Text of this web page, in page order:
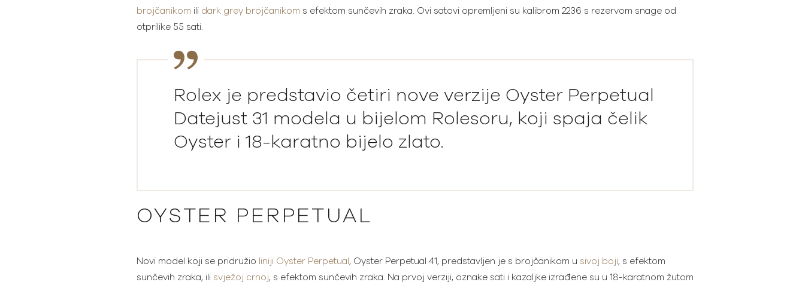
brojčanikom ili dark grey brojčanikom s efektom sunčevih zraka. Ovi satovi opremljeni su kalibrom 2236 s rezervom snage od
otprilike 55 sati.
Rolex je predstavio četiri nove verzije Oyster Perpetual
Datejust 31 modela u bijelom Rolesoru, koji spaja čelik
Oyster i 18-karatno bijelo zlato.
OYSTER PERPETUAL
Novi model koji se pridružio liniji Oyster Perpetual , Oyster Perpetual 41, predstavljen je s brojčanikom u sivoj boji, s efektom
sunčevih zraka, ili svježoj crnoj, s efektom sunčevih zraka. Na prvoj verziji, oznake sati i kazaljke izrađene su u 18-karatnom žutom